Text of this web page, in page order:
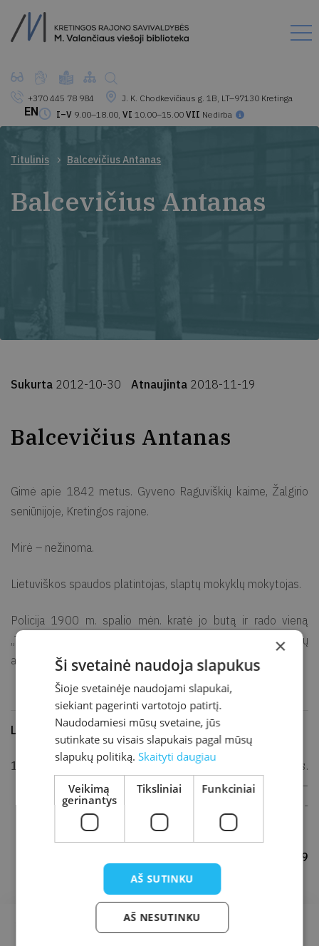
+370 445 78 984
J. K. Chodkevičiaus g. 1B, LT–97130 Kretinga
I–V 9.00–18.00, VI 10.00–15.00 VII Nedirba
EN
Titulinis Balcevičius Antanas
Balcevičius Antanas
Sukurta 2012-10-30 Atnaujinta 2018-11-19
Balcevičius Antanas
Gimė apie 1842 metus. Gyveno Raguviškių kaime, Žalgirio
seniūnijoje, Kretingos rajone.
Mirė – nežinoma.
Lietuviškos spaudos platintojas, slaptų mokyklų mokytojas.
Policija 1900 m. spalio mėn. kratė jo butą ir rado vieną
„Tėvynės sargo“
56 egzempliorius lietuviškų
atsišaukimų. Bausmės pavyko išvengti [1].
Literatūra ir šaltiniai
KALUŠKEVIČIUS, Benjaminas; ir MISIUS, Kazys.
Lietuvos knygnešiai ir daraktoriai 1864-1904. –
Vilnius: Diemedis, 2004, p. 42. ISBN 9986-23-
Parengė Lina Buikienė, 2009
×
Ši svetainė naudoja slapukus
Šioje svetainėje naudojami slapukai,
siekiant pagerinti vartotojo patirtį.
Naudodamiesi mūsų svetaine, jūs
sutinkate su visais slapukais pagal mūsų
slapukų politiką.Skaityti daugiau
Veikimą
gerinantys
Tiksliniai Funkciniai
AŠ SUTINKU
AŠ NESUTINKU